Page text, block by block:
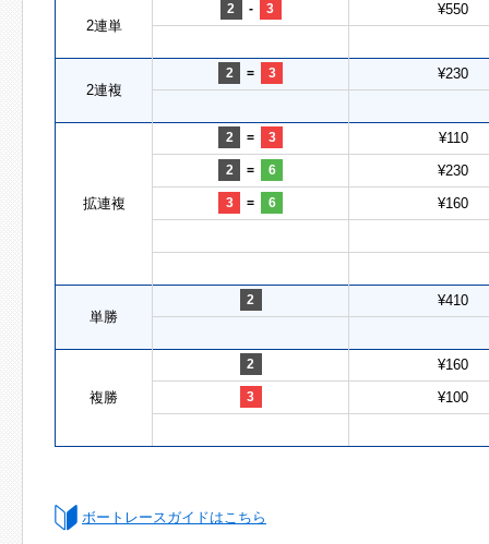
2連単
2 - 3 ¥550
2連複
2 = 3 ¥230
拡連複
2 = 3 ¥110
2 = 6 ¥230
3 = 6 ¥160
単勝
2 ¥410
複勝
2 ¥160
3 ¥100
ボートレースガイドはこちら